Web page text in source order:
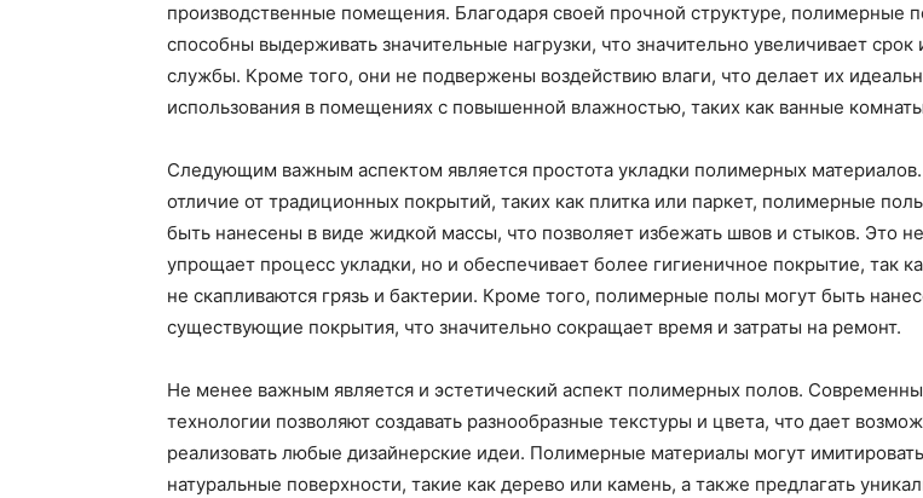
производственные помещения. Благодаря своей прочной структуре, полимерные
способны выдерживать значительные нагрузки, что значительно увеличивает срок
службы. Кроме того, они не подвержены воздействию влаги, что делает их
использования в помещениях с повышенной влажностью, таких как ванные
Следующим важным аспектом является простота укладки полимерных
отличие от традиционных покрытий, таких как плитка или паркет, полимерные
быть нанесены в виде жидкой массы, что позволяет избежать швов и стыков. Это
упрощает процесс укладки, но и обеспечивает более гигиеничное покрытие, так
не скапливаются грязь и бактерии. Кроме того, полимерные полы могут быть
существующие покрытия, что значительно сокращает время и затраты на ремонт.
Не менее важным является и эстетический аспект полимерных полов.
технологии позволяют создавать разнообразные текстуры и цвета, что дает
реализовать любые дизайнерские идеи. Полимерные материалы могут имитировать
натуральные поверхности, такие как дерево или камень, а также предлагать